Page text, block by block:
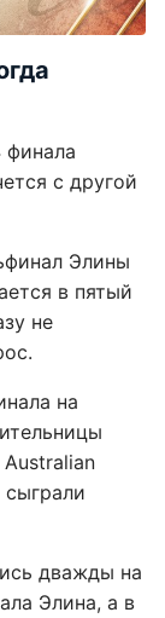
с другой
Элины
в пятый
не
на
сыграли
дважды на
Элина, а в